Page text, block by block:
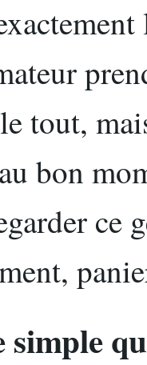
tout,
bon
ce
simple